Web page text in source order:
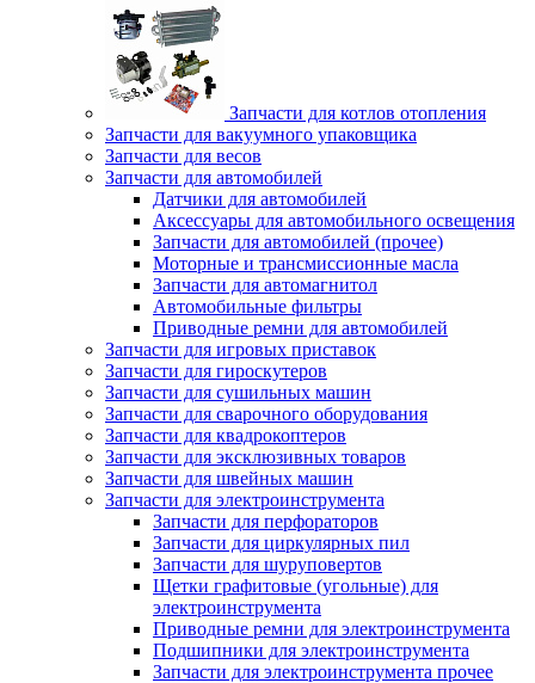
Запчасти для котлов отопления
Запчасти для вакуумного упаковщика
Запчасти для весов
Запчасти для автомобилей
Датчики для автомобилей
Аксессуары для автомобильного освещения
Запчасти для автомобилей (прочее)
Моторные и трансмиссионные масла
Запчасти для автомагнитол
Автомобильные фильтры
Приводные ремни для автомобилей
Запчасти для игровых приставок
Запчасти для гироскутеров
Запчасти для сушильных машин
Запчасти для сварочного оборудования
Запчасти для квадрокоптеров
Запчасти для эксклюзивных товаров
Запчасти для швейных машин
Запчасти для электроинструмента
Запчасти для перфораторов
Запчасти для циркулярных пил
Запчасти для шуруповертов
Щетки графитовые (угольные) для
электроинструмента
Приводные ремни для электроинструмента
Подшипники для электроинструмента
Запчасти для электроинструмента прочее